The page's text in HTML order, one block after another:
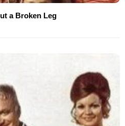
a Broken Leg